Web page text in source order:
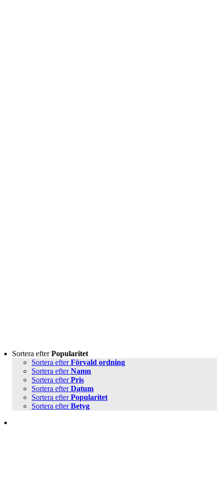
Sortera efterPopularitet
Sortera efterFörvald ordning
Sortera efterNamn
Sortera efterPris
Sortera efterDatum
Sortera efterPopularitet
Sortera efterBetyg